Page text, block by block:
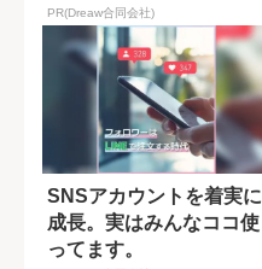
PR(Dreaw合同会社)
SNSアカウントを着実に
成長。実はみんなココ使
ってます。